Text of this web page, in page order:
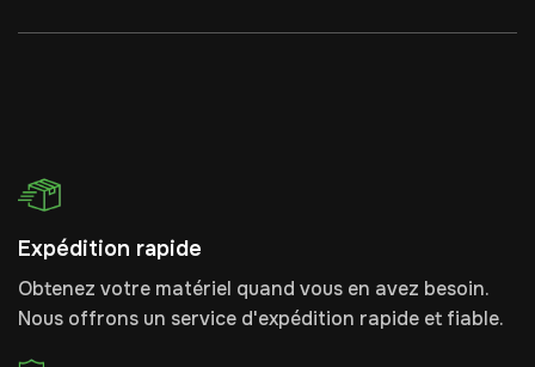
Expédition rapide
Obtenez votre matériel quand vous en avez besoin.
Nous offrons un service d'expédition rapide et fiable.